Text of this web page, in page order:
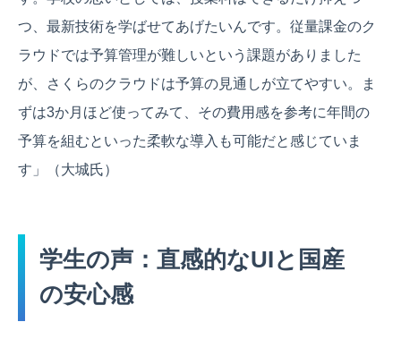
つ、最新技術を学ばせてあげたいんです。従量課金のク
ラウドでは予算管理が難しいという課題がありました
が、さくらのクラウドは予算の見通しが立てやすい。ま
ずは3か月ほど使ってみて、その費用感を参考に年間の
予算を組むといった柔軟な導入も可能だと感じていま
す」（大城氏）
学生の声：直感的なUIと国産
の安心感